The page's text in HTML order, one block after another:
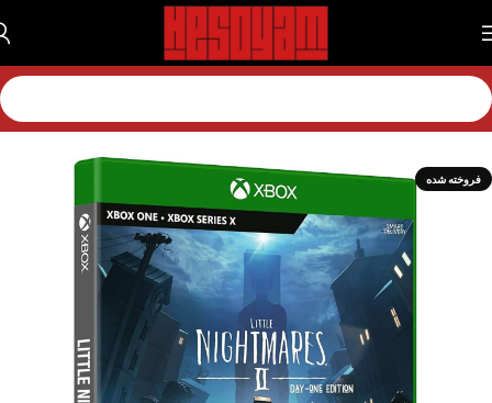
خانه بازی بازی اکس باکس بازی اکس باکس سریز
فروخته شده